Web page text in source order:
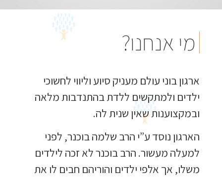
מי אנחנו?
ארגון בוני עולם מעניק סיוע וליווי לחשוכי
ילדים ולמתקשים ללדת בהתנדבות מלאה
ובמקצוענות שאין שנית לה.
הארגון נוסד ע”י הרב שלמה בוכנר, לפני
למעלה מעשור. הרב בוכנר לא זכה לילדים
משלו, אך אלפי ילדים והוריהם חבים לו את